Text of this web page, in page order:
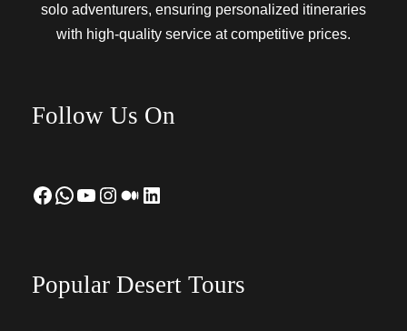
solo adventurers, ensuring personalized itineraries
with high-quality service at competitive prices.
Follow Us On
Facebook WhatsApp YouTube Instagram Medium LinkedIn
Popular Desert Tours